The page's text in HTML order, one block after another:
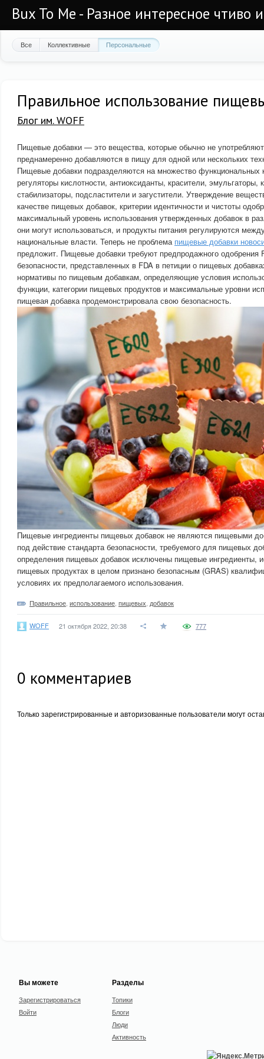
Bux To Me - Разное интересное чтиво
Все Коллективные Персональные
Правильное использование
Блог им. WOFF
Пищевые добавки — это вещества, которые обычно не
преднамеренно добавляются в пищу для одной или нескольких
Пищевые добавки подразделяются на множество функциональных
регуляторы кислотности, антиоксиданты, красители, эмульгаторы,
стабилизаторы, подсластители и загустители. Утверждение
качестве пищевых добавок, критерии идентичности и чистоты
максимальный уровень использования утвержденных добавок в
они могут использоваться, и продукты питания регулируются
национальные власти. Теперь не проблема пищевые добавки
предложит. Пищевые добавки требуют предпродажного одобрения
безопасности, представленных в FDA в петиции о пищевых
нормативы по пищевым добавкам, определяющие условия
функции, категории пищевых продуктов и максимальные уровни
пищевая добавка продемонстрировала свою безопасность.
Пищевые ингредиенты пищевых добавок не являются пищевыми
под действие стандарта безопасности, требуемого для пищевых
определения пищевых добавок исключены пищевые ингредиенты,
пищевых продуктах в целом признано безопасным (GRAS)
условиях их предполагаемого использования.
Правильное использование пищевых добавок
WOFF 21 октября 2022, 20:38 777
0 комментариев
Только зарегистрированные и авторизованные пользователи могут
Вы можете
Зарегистрироваться
Войти
Разделы
Топики
Блоги
Люди
Активность